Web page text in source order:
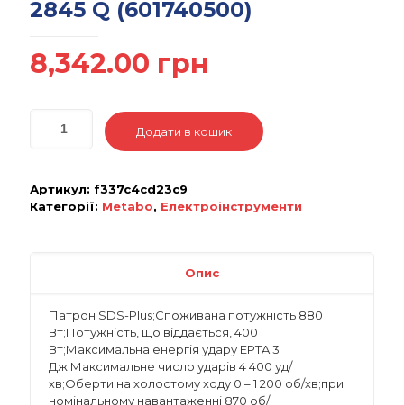
2845 Q (601740500)
8,342.00 грн
Додати в кошик
Артикул: f337c4cd23c9
Категорії: Metabo, Електроінструменти
Опис
Патрон SDS-Plus;Споживана потужність 880
Вт;Потужність, що віддається, 400
Вт;Максимальна енергія удару EPTA 3
Дж;Максимальне число ударів 4 400 уд/
хв;Оберти:на холостому ходу 0 – 1 200 об/хв;при
номінальному навантаженні 870 об/